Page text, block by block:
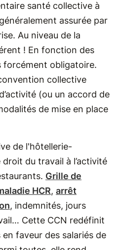
santé collective à
assurée par
Au niveau de la
! En fonction des
forcément obligatoire.
collective
(ou un accord de
de mise en place
de l'hôtellerie-
du travail à l’activité
Grille de
HCR, arrêt
, indemnités, jours
Cette CCN redéfinit
faveur des salariés de